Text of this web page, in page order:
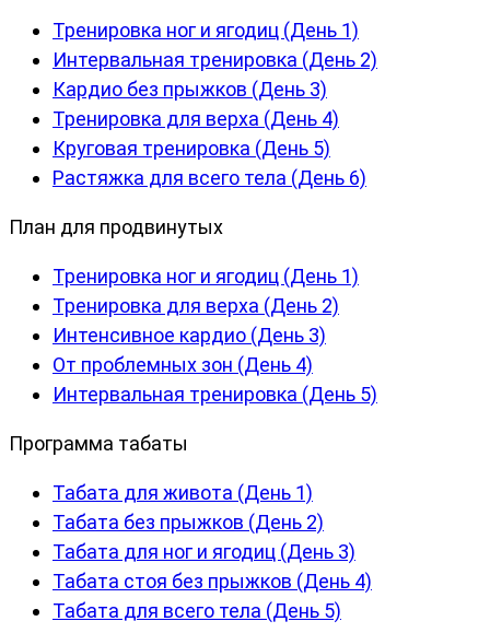
Тренировка ног и ягодиц (День 1)
Интервальная тренировка (День 2)
Кардио без прыжков (День 3)
Тренировка для верха (День 4)
Круговая тренировка (День 5)
Растяжка для всего тела (День 6)
План для продвинутых
Тренировка ног и ягодиц (День 1)
Тренировка для верха (День 2)
Интенсивное кардио (День 3)
От проблемных зон (День 4)
Интервальная тренировка (День 5)
Программа табаты
Табата для живота (День 1)
Табата без прыжков (День 2)
Табата для ног и ягодиц (День 3)
Табата стоя без прыжков (День 4)
Табата для всего тела (День 5)